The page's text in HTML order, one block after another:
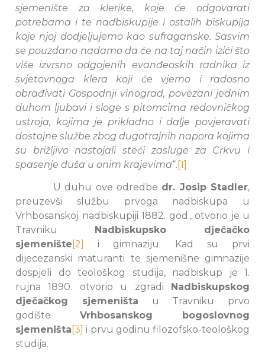
sjemenište za klerike, koje će odgovarati
potrebama i te nadbiskupije i ostalih biskupija
koje njoj dodjeljujemo kao sufraganske. Sasvim
se pouzdano nadamo da će na taj način izići što
više izvrsno odgojenih evanđeoskih radnika iz
svjetovnoga klera koji će vjerno i radosno
obrađivati Gospodnji vinograd, povezani jednim
duhom ljubavi i sloge s pitomcima redovničkog
ustroja, kojima je prikladno i dalje povjeravati
dostojne službe zbog dugotrajnih napora kojima
su brižljivo nastojali steći zasluge za Crkvu i
spasenje duša u onim krajevima“. [1]
U duhu ove odredbe dr. Josip Stadler,
preuzevši službu prvoga nadbiskupa u
Vrhbosanskoj nadbiskupiji 1882. god., otvorio je u
Travniku Nadbiskupsko dječačko
sjemenište [2]
i gimnaziju. Kad su prvi
dijecezanski maturanti te sjemenišne gimnazije
dospjeli do teološkog studija, nadbiskup je 1.
rujna 1890. otvorio u zgradi Nadbiskupskog
dječačkog sjemeništa u Travniku prvo
godište Vrhbosanskog bogoslovnog
sjemeništa [3] i prvu godinu filozofsko-teološkog
studija.